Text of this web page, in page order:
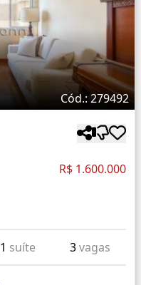
Cód.: 279492
R$ 1.600.000
1 suíte 3vagas